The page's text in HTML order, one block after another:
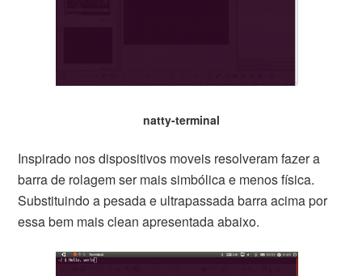
natty-terminal
Inspirado nos dispositivos moveis resolveram fazer a
barra de rolagem ser mais simbólica e menos física.
Substituindo a pesada e ultrapassada barra acima por
essa bem mais clean apresentada abaixo.